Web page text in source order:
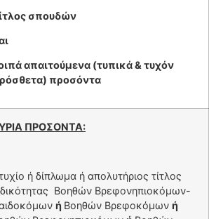
σπουδών
απαιτούμενα (τυπικά & τυχόν
προσόντα
ΠΡΟΣΟΝΤΑ:
ή δίπλωμα ή απολυτήριος τίτλος
Βοηθών Βρεφονηπιοκόμων-
ή Βοηθών Βρεφοκόμων ή